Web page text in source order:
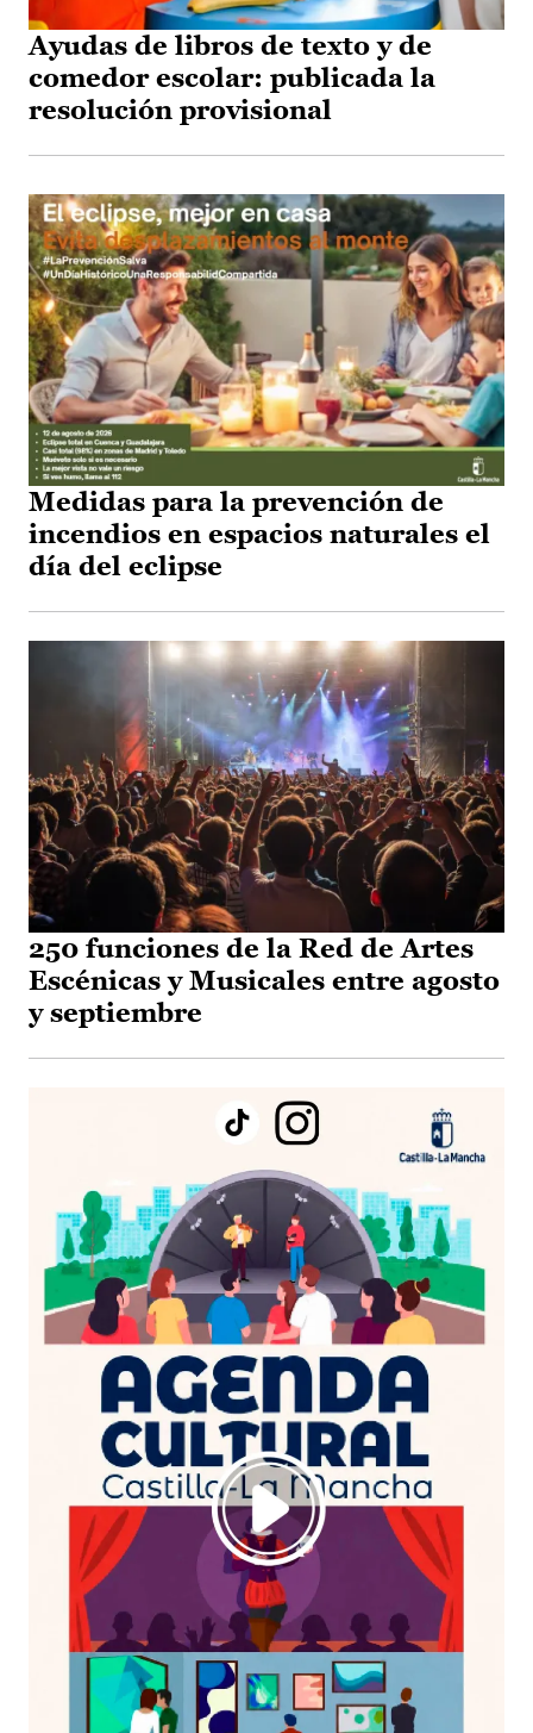
Ayudas de libros de texto y de
comedor escolar: publicada la
resolución provisional
Medidas para la prevención de
incendios en espacios naturales el
día del eclipse
250 funciones de la Red de Artes
Escénicas y Musicales entre agosto
y septiembre